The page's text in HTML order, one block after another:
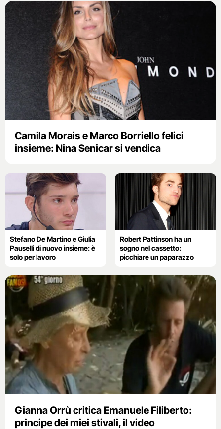
Camila Morais e Marco Borriello felici
insieme: Nina Senicar si vendica
Stefano De Martino e Giulia
Pauselli di nuovo insieme: è
solo per lavoro
Robert Pattinson ha un
sogno nel cassetto:
picchiare un paparazzo
Gianna Orrù critica Emanuele Filiberto:
principe dei miei stivali, il video